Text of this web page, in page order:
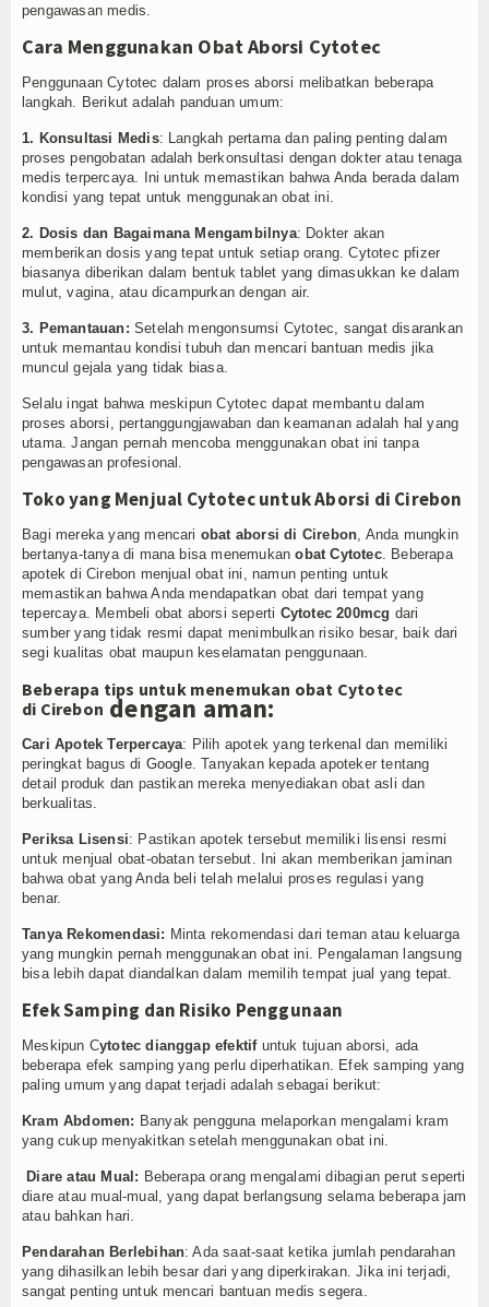
pengawasan medis.
Cara Menggunakan Obat Aborsi Cytotec
Penggunaan Cytotec dalam proses aborsi melibatkan beberapa
langkah. Berikut adalah panduan umum:
1. Konsultasi Medis: Langkah pertama dan paling penting dalam
proses pengobatan adalah berkonsultasi dengan dokter atau tenaga
medis terpercaya. Ini untuk memastikan bahwa Anda berada dalam
kondisi yang tepat untuk menggunakan obat ini.
2. Dosis dan Bagaimana Mengambilnya: Dokter akan
memberikan dosis yang tepat untuk setiap orang. Cytotec pfizer
biasanya diberikan dalam bentuk tablet yang dimasukkan ke dalam
mulut, vagina, atau dicampurkan dengan air.
3. Pemantauan: Setelah mengonsumsi Cytotec, sangat disarankan
untuk memantau kondisi tubuh dan mencari bantuan medis jika
muncul gejala yang tidak biasa.
Selalu ingat bahwa meskipun Cytotec dapat membantu dalam
proses aborsi, pertanggungjawaban dan keamanan adalah hal yang
utama. Jangan pernah mencoba menggunakan obat ini tanpa
pengawasan profesional.
Toko yang Menjual Cytotec untuk Aborsi di Cirebon
Bagi mereka yang mencari obat aborsi di Cirebon , Anda mungkin
bertanya-tanya di mana bisa menemukanobat Cytotec. Beberapa
apotek di Cirebon menjual obat ini, namun penting untuk
memastikan bahwa Anda mendapatkan obat dari tempat yang
tepercaya. Membeli obat aborsi seperti Cytotec 200mcg dari
sumber yang tidak resmi dapat menimbulkan risiko besar, baik dari
segi kualitas obat maupun keselamatan penggunaan.
Beberapa tips untuk menemukan obat Cytotec
di Cirebon dengan aman:
Cari Apotek Terpercaya: Pilih apotek yang terkenal dan memiliki
peringkat bagus di Google. Tanyakan kepada apoteker tentang
detail produk dan pastikan mereka menyediakan obat asli dan
berkualitas.
Periksa Lisensi: Pastikan apotek tersebut memiliki lisensi resmi
untuk menjual obat-obatan tersebut. Ini akan memberikan jaminan
bahwa obat yang Anda beli telah melalui proses regulasi yang
benar.
Tanya Rekomendasi: Minta rekomendasi dari teman atau keluarga
yang mungkin pernah menggunakan obat ini. Pengalaman langsung
bisa lebih dapat diandalkan dalam memilih tempat jual yang tepat.
Efek Samping dan Risiko Penggunaan
Meskipun Cytotec dianggap efektifuntuk tujuan aborsi, ada
beberapa efek samping yang perlu diperhatikan. Efek samping yang
paling umum yang dapat terjadi adalah sebagai berikut:
Kram Abdomen: Banyak pengguna melaporkan mengalami kram
yang cukup menyakitkan setelah menggunakan obat ini.
Diare atau Mual: Beberapa orang mengalami dibagian perut seperti
diare atau mual-mual, yang dapat berlangsung selama beberapa jam
atau bahkan hari.
Pendarahan Berlebihan: Ada saat-saat ketika jumlah pendarahan
yang dihasilkan lebih besar dari yang diperkirakan. Jika ini terjadi,
sangat penting untuk mencari bantuan medis segera.